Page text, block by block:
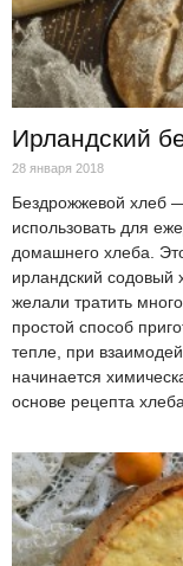
Ирландский
28 января 2018
Бездрожжевой хлеб
использовать для
домашнего хлеба.
ирландский содовый
желали тратить
простой способ
тепле, при
начинается
основе рецепта